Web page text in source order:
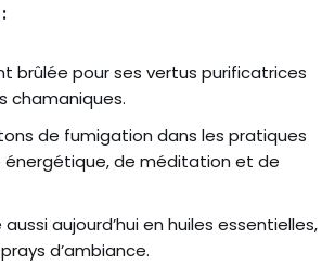
brûlée pour ses vertus purificatrices
chamaniques.
de fumigation dans les pratiques
de méditation et de
aujourd’hui en huiles essentielles,
d’ambiance.